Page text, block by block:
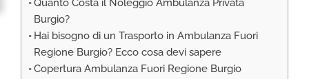
Quanto Costa il Noleggio Ambulanza Privata
Burgio?
Hai bisogno di un Trasporto in Ambulanza Fuori
Regione Burgio? Ecco cosa devi sapere
Copertura Ambulanza Fuori Regione Burgio